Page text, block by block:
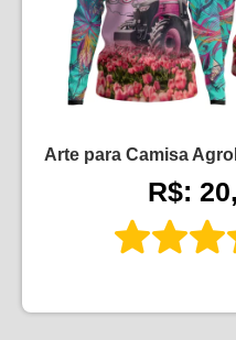
Arte para Camisa
R$: